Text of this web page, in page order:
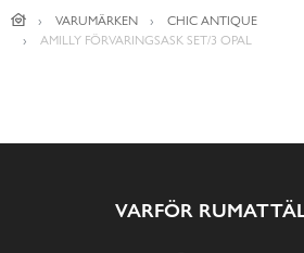
VARUMÄRKEN
CHIC ANTIQUE
AMILLY FÖRVARINGSASK SET/3 OPAL
VARFÖR